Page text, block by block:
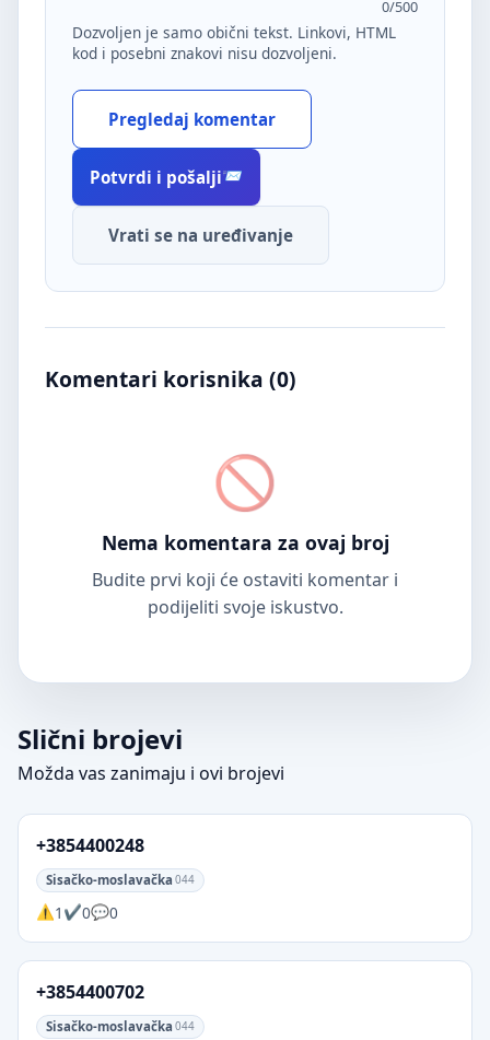
0/500
Dozvoljen je samo obični tekst. Linkovi, HTML
kod i posebni znakovi nisu dozvoljeni.
Pregledaj komentar
Potvrdi i pošalji
Vrati se na uređivanje
Komentari korisnika (0)
Nema komentara za ovaj broj
Budite prvi koji će ostaviti komentar i
podijeliti svoje iskustvo.
Slični brojevi
Možda vas zanimaju i ovi brojevi
+3854400248
Sisačko-moslavačka 044
1 0 0
+3854400702
Sisačko-moslavačka 044